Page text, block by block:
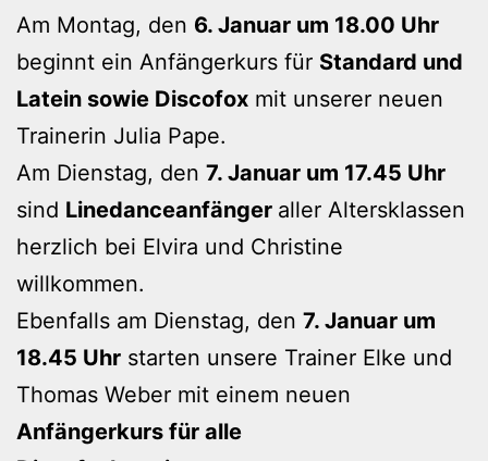
Am Montag, den 6. Januar um 18.00 Uhr
beginnt ein Anfängerkurs für Standard und
Latein sowie Discofox mit unserer neuen
Trainerin Julia Pape.
Am Dienstag, den 7. Januar um 17.45 Uhr
sind Linedanceanfänger aller Altersklassen
herzlich bei Elvira und Christine
willkommen.
Ebenfalls am Dienstag, den 7. Januar um
18.45 Uhr starten unsere Trainer Elke und
Thomas Weber mit einem neuen
Anfängerkurs für alle